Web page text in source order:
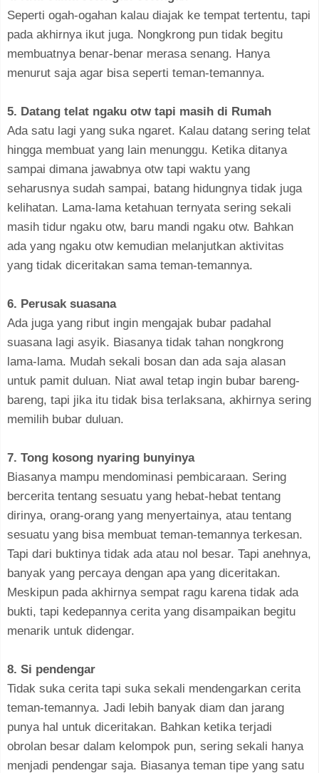
Seperti ogah-ogahan kalau diajak ke tempat tertentu, tapi
pada akhirnya ikut juga. Nongkrong pun tidak begitu
membuatnya benar-benar merasa senang. Hanya
menurut saja agar bisa seperti teman-temannya.
5. Datang telat ngaku otw tapi masih di Rumah
Ada satu lagi yang suka ngaret. Kalau datang sering telat
hingga membuat yang lain menunggu. Ketika ditanya
sampai dimana jawabnya otw tapi waktu yang
seharusnya sudah sampai, batang hidungnya tidak juga
kelihatan. Lama-lama ketahuan ternyata sering sekali
masih tidur ngaku otw, baru mandi ngaku otw. Bahkan
ada yang ngaku otw kemudian melanjutkan aktivitas
yang tidak diceritakan sama teman-temannya.
6. Perusak suasana
Ada juga yang ribut ingin mengajak bubar padahal
suasana lagi asyik. Biasanya tidak tahan nongkrong
lama-lama. Mudah sekali bosan dan ada saja alasan
untuk pamit duluan. Niat awal tetap ingin bubar bareng-
bareng, tapi jika itu tidak bisa terlaksana, akhirnya sering
memilih bubar duluan.
7. Tong kosong nyaring bunyinya
Biasanya mampu mendominasi pembicaraan. Sering
bercerita tentang sesuatu yang hebat-hebat tentang
dirinya, orang-orang yang menyertainya, atau tentang
sesuatu yang bisa membuat teman-temannya terkesan.
Tapi dari buktinya tidak ada atau nol besar. Tapi anehnya,
banyak yang percaya dengan apa yang diceritakan.
Meskipun pada akhirnya sempat ragu karena tidak ada
bukti, tapi kedepannya cerita yang disampaikan begitu
menarik untuk didengar.
8. Si pendengar
Tidak suka cerita tapi suka sekali mendengarkan cerita
teman-temannya. Jadi lebih banyak diam dan jarang
punya hal untuk diceritakan. Bahkan ketika terjadi
obrolan besar dalam kelompok pun, sering sekali hanya
menjadi pendengar saja. Biasanya teman tipe yang satu